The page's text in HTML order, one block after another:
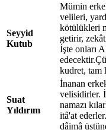
Seyyid
Kutub
Mümin
velileri,
kötülükleri
getirir,
İşte onları
kudret, tam
Suat
Yıldırım
İnanan
velisidirler.
namazı
itâ'at
dâimâ